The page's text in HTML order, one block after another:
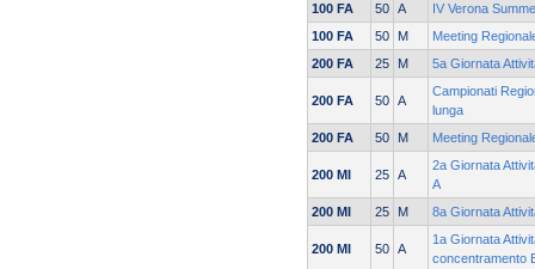
100 FA
50 A
IV Verona
100 FA
50 M
Meeting
200 FA
25 M 5a Giornata
200 FA 50 A
Campionati
lunga
200 FA
50 M Meeting
200 MI 25 A
2a Giornata
A
200 MI
25 M 8a Giornata
200 MI 50 A
1a Giornata
concentramento